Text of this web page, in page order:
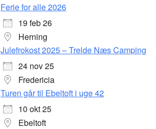
Ferie for alle 2026
19 feb 26
Herning
Julefrokost 2025 – Trelde Næs Camping
24 nov 25
Fredericia
Turen går til Ebeltoft i uge 42
10 okt 25
Ebeltoft